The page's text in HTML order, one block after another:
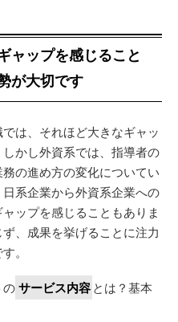
ャップを感じること
が大切です
は、それほど大きなギャッ
かし外資系では、指導者の
の進め方の変化についてい
系企業から外資系企業への
ップを感じることもありま
、成果を挙げることに注力
。
のサービス内容とは？基本